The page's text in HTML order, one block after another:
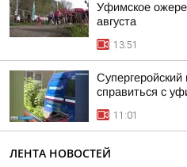
Уфимское
августа
13:51
справиться с
11:01
ЛЕНТА НОВОСТЕЙ